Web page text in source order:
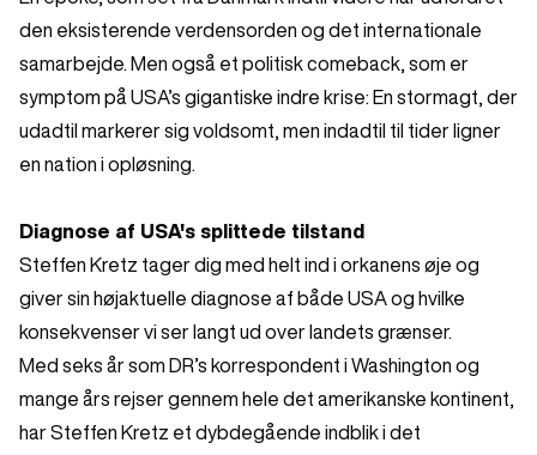
den eksisterende verdensorden og det internationale
samarbejde. Men også et politisk comeback, som er
symptom på USA’s gigantiske indre krise: En stormagt, der
udadtil markerer sig voldsomt, men indadtil til tider ligner
en nation i opløsning.
Diagnose af USA's splittede tilstand
Steffen Kretz tager dig med helt ind i orkanens øje og
giver sin højaktuelle diagnose af både USA og hvilke
konsekvenser vi ser langt ud over landets grænser.
Med seks år som DR’s korrespondent i Washington og
mange års rejser gennem hele det amerikanske kontinent,
har Steffen Kretz et dybdegående indblik i det